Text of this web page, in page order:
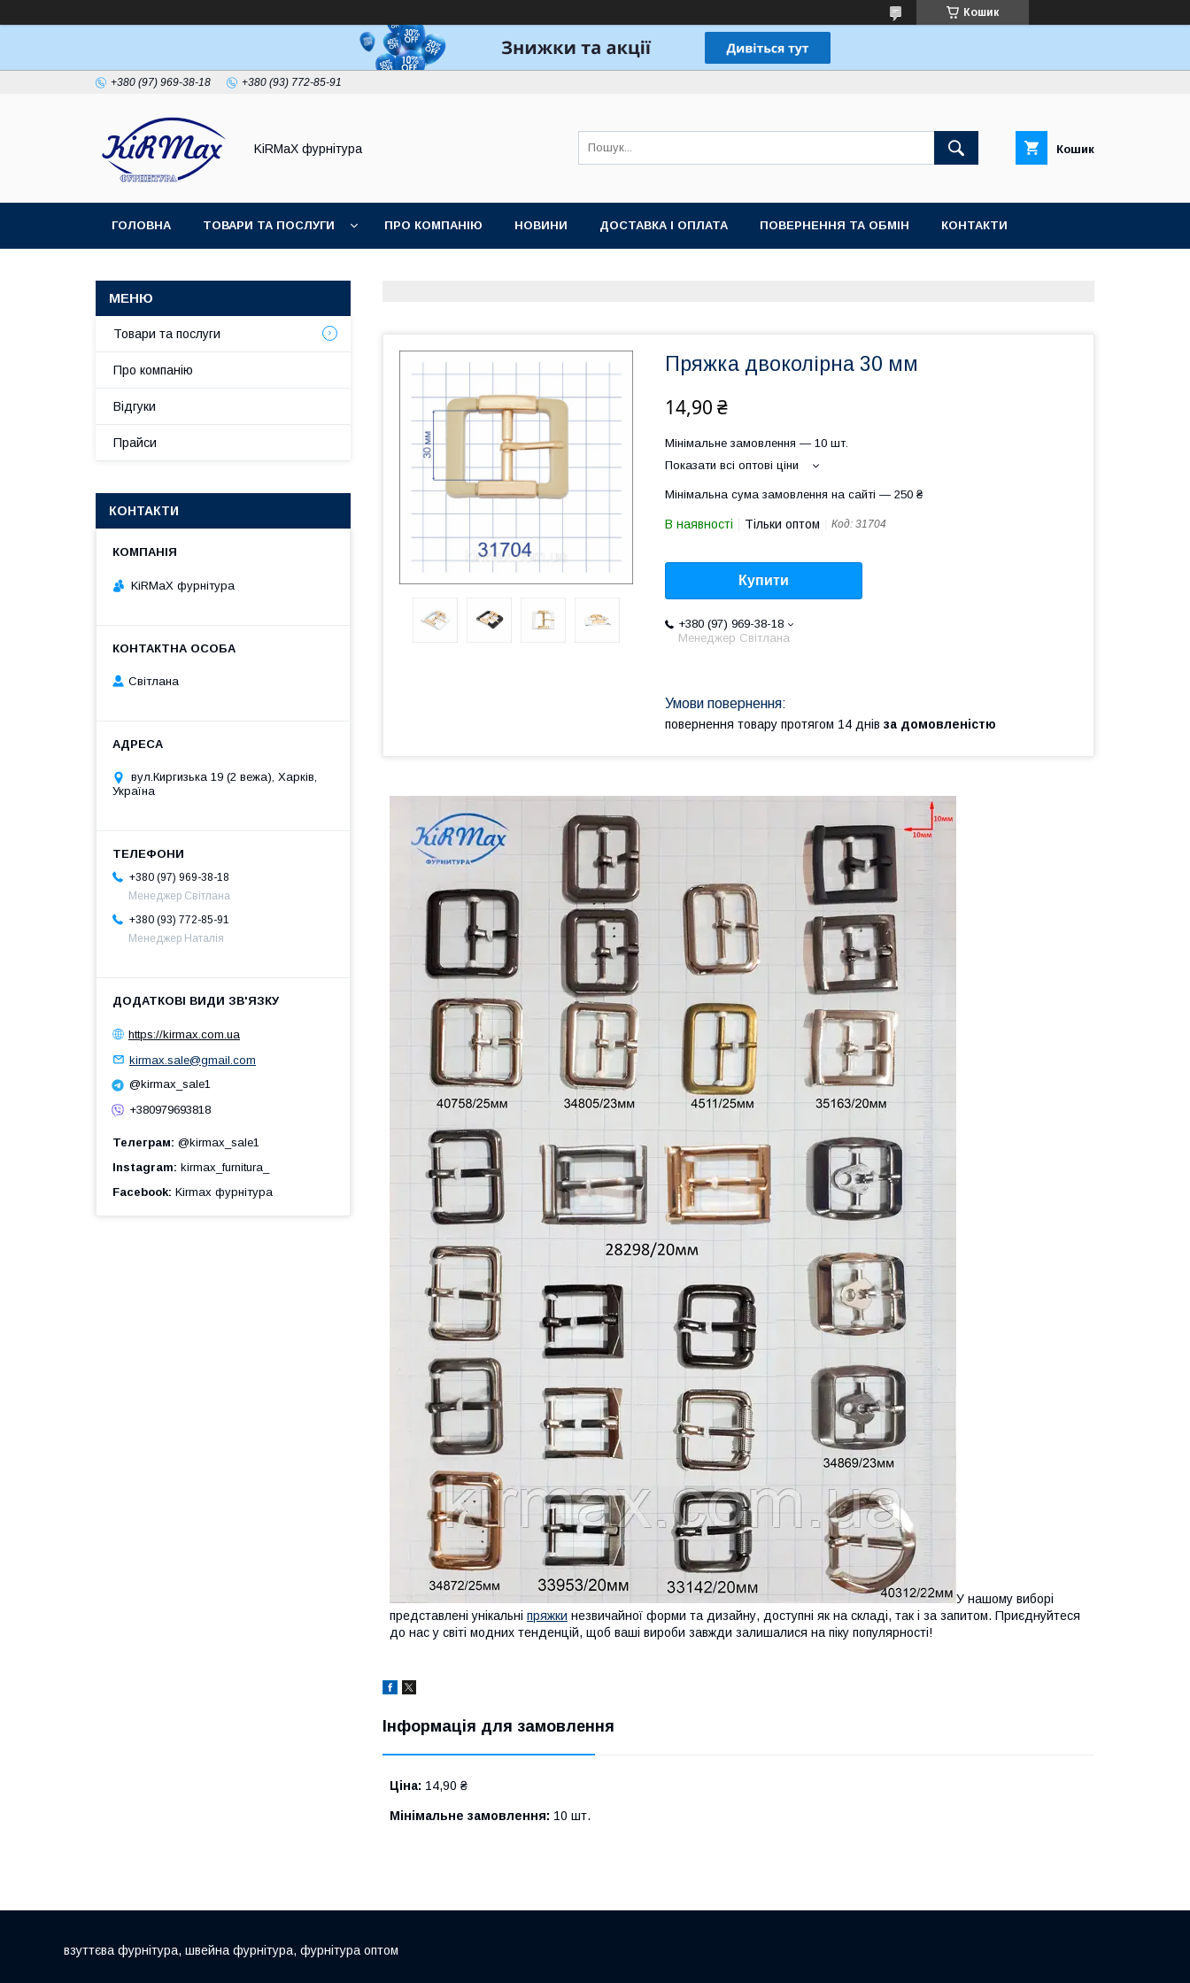
Кошик
+380 (97) 969-38-18 +380 (93) 772-85-91
KiRMaХ фурнітура Кошик
ГОЛОВНА ТОВАРИ ТА ПОСЛУГИ ПРО КОМПАНІЮ НОВИНИ ДОСТАВКА І ОПЛАТА ПОВЕРНЕННЯ ТА ОБМІН КОНТАКТИ
Пряжка двоколірна 30 мм
14,90 ₴
Мінімальне замовлення — 10 шт.
Показати всі оптові ціни
Мінімальна сума замовлення на сайті — 250 ₴
В наявності Тільки оптом Код: 31704
Купити
+380 (97) 969-38-18
Менеджер Світлана
повернення товару протягом 14 днів за домовленістю
У нашому виборі
представлені унікальні пряжки незвичайної форми та дизайну, доступні як на складі, так і за запитом. Приєднуйтеся
до нас у світі модних тенденцій, щоб ваші вироби завжди залишалися на піку популярності!
Інформація для замовлення
Ціна: 14,90 ₴
Мінімальне замовлення: 10 шт.
Товари та послуги
Про компанію
Відгуки
Прайси
КОНТАКТИ
KiRMaХ фурнітура
Світлана
вул.Киргизька 19 (2 вежа), Харків,
Україна
+380 (97) 969-38-18
Менеджер Світлана
+380 (93) 772-85-91
Менеджер Наталія
https://kirmax.com.ua
kirmax.sale@gmail.com
@kirmax_sale1
+380979693818
Телеграм @kirmax_sale1
Instagram kirmax_furnitura_
Facebook Kirmax фурнітура
взуттєва фурнітура, швейна фурнітура, фурнітура оптом